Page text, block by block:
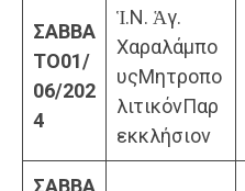
ΣΑΒΒΑ
ΤΟ01/
06/202
4
Ἱ.Ν. Ἁγ.
Χαραλάμπο
υςΜητροπο
λιτικόνΠαρ
εκκλήσιον
ΣΑΒΒΑ